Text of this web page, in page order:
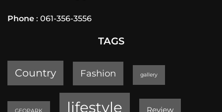
Phone : 061-356-3556
TAGS
Country Fashion gallery
GEOPARK lifestyle Review